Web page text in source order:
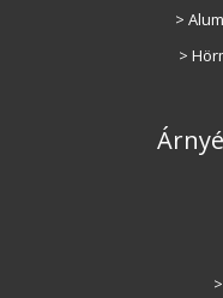
>
>